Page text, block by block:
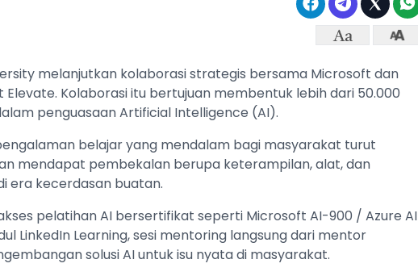
melanjutkan kolaborasi strategis bersama Microsoft dan
Elevate. Kolaborasi itu bertujuan membentuk lebih dari 50.000
penguasaan Artificial Intelligence (AI).
belajar yang mendalam bagi masyarakat turut
mendapat pembekalan berupa keterampilan, alat, dan
era kecerdasan buatan.
pelatihan AI bersertifikat seperti Microsoft AI-900 / Azure AI
LinkedIn Learning, sesi mentoring langsung dari mentor
solusi AI untuk isu nyata di masyarakat.